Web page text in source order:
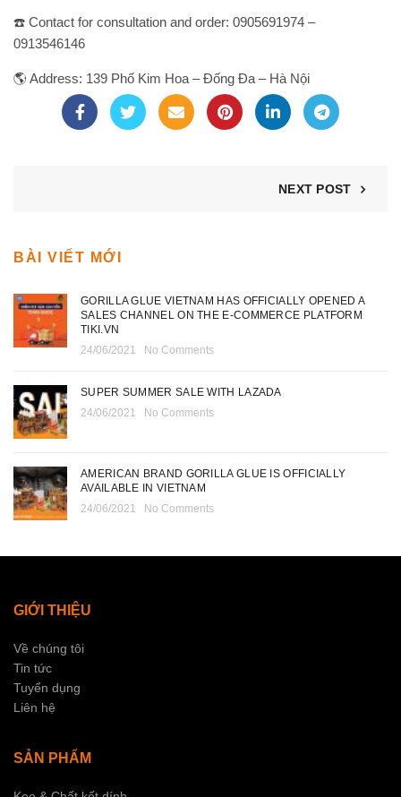
☎️ Contact for consultation and order: 0905691974 –
0913546146
🌎 Address: 139 Phố Kim Hoa – Đống Đa – Hà Nội
NEXT POST
BÀI VIẾT MỚI
GORILLA GLUE VIETNAM HAS OFFICIALLY OPENED A
SALES CHANNEL ON THE E-COMMERCE PLATFORM
TIKI.VN
24/06/2021
No Comments
SUPER SUMMER SALE WITH LAZADA
24/06/2021
No Comments
AMERICAN BRAND GORILLA GLUE IS OFFICIALLY
AVAILABLE IN VIETNAM
24/06/2021
No Comments
GIỚI THIỆU
Về chúng tôi
Tin tức
Tuyển dụng
Liên hệ
SẢN PHẨM